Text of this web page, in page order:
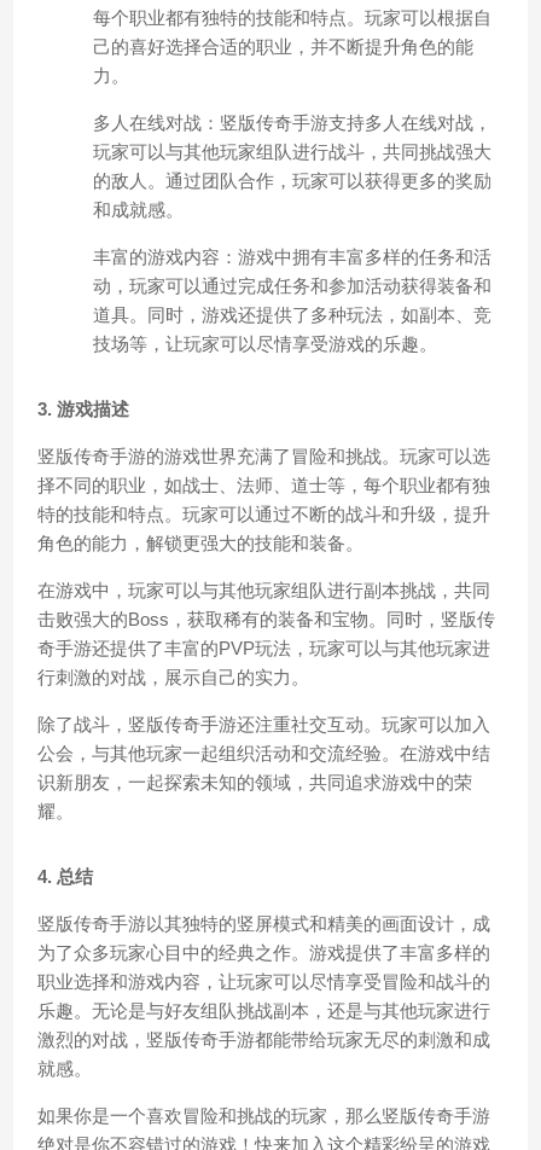
每个职业都有独特的技能和特点。玩家可以根据自
己的喜好选择合适的职业，并不断提升角色的能
力。
多人在线对战：竖版传奇手游支持多人在线对战，
玩家可以与其他玩家组队进行战斗，共同挑战强大
的敌人。通过团队合作，玩家可以获得更多的奖励
和成就感。
丰富的游戏内容：游戏中拥有丰富多样的任务和活
动，玩家可以通过完成任务和参加活动获得装备和
道具。同时，游戏还提供了多种玩法，如副本、竞
技场等，让玩家可以尽情享受游戏的乐趣。
3. 游戏描述
竖版传奇手游的游戏世界充满了冒险和挑战。玩家可以选
择不同的职业，如战士、法师、道士等，每个职业都有独
特的技能和特点。玩家可以通过不断的战斗和升级，提升
角色的能力，解锁更强大的技能和装备。
在游戏中，玩家可以与其他玩家组队进行副本挑战，共同
击败强大的Boss，获取稀有的装备和宝物。同时，竖版传
奇手游还提供了丰富的PVP玩法，玩家可以与其他玩家进
行刺激的对战，展示自己的实力。
除了战斗，竖版传奇手游还注重社交互动。玩家可以加入
公会，与其他玩家一起组织活动和交流经验。在游戏中结
识新朋友，一起探索未知的领域，共同追求游戏中的荣
耀。
4. 总结
竖版传奇手游以其独特的竖屏模式和精美的画面设计，成
为了众多玩家心目中的经典之作。游戏提供了丰富多样的
职业选择和游戏内容，让玩家可以尽情享受冒险和战斗的
乐趣。无论是与好友组队挑战副本，还是与其他玩家进行
激烈的对战，竖版传奇手游都能带给玩家无尽的刺激和成
就感。
如果你是一个喜欢冒险和挑战的玩家，那么竖版传奇手游
绝对是你不容错过的游戏！快来加入这个精彩纷呈的游戏